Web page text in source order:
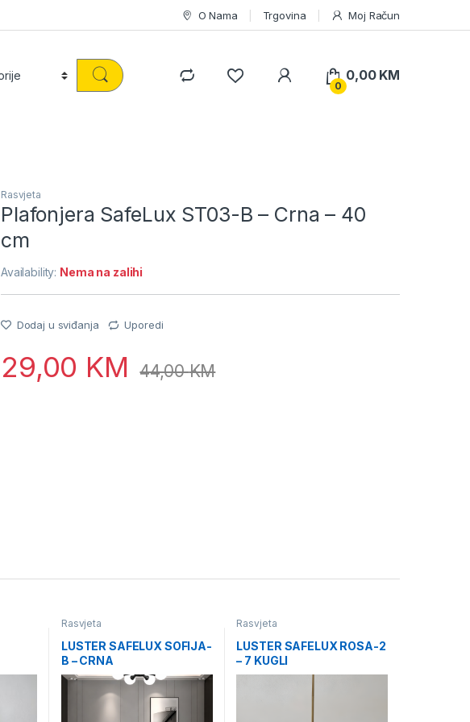
O Nama Trgovina Moj Račun
0
0,00 KM
Rasvjeta
Plafonjera SafeLux ST03-B – Crna – 40
cm
Availability: Nema na zalihi
Dodaj u sviđanja Uporedi
29,00 KM 44,00KM
Rasvjeta
LUSTER SAFELUX SOFIJA-
B – CRNA
Rasvjeta
LUSTER SAFELUX ROSA-2
– 7 KUGLI